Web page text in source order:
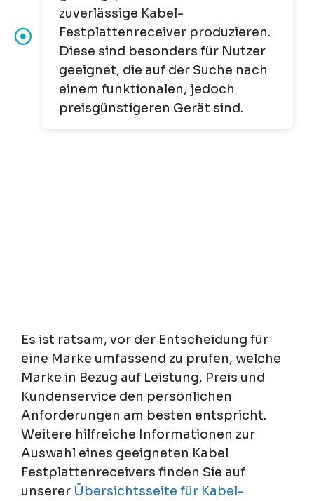
zuverlässige Kabel-
Festplattenreceiver produzieren.
Diese sind besonders für Nutzer
geeignet, die auf der Suche nach
einem funktionalen, jedoch
preisgünstigeren Gerät sind.
Es ist ratsam, vor der Entscheidung für
eine Marke umfassend zu prüfen, welche
Marke in Bezug auf Leistung, Preis und
Kundenservice den persönlichen
Anforderungen am besten entspricht.
Weitere hilfreiche Informationen zur
Auswahl eines geeigneten Kabel
Festplattenreceivers finden Sie auf
unserer Übersichtsseite für Kabel-